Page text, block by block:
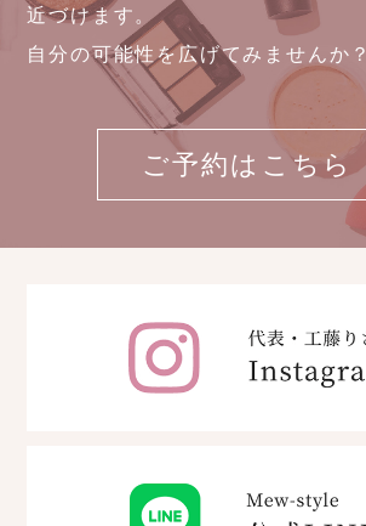
近づけます。
自分の可能性を広げてみませんか？
ご予約はこちら